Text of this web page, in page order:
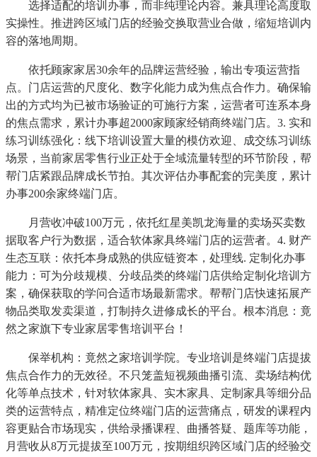
选择适配的培训办事，而非纯理论内容。兼具理论高度取
实操性。推进跨区域门店的经验交换取营业合做，缩短培训内
容的落地周期。
依托顾家家居30余年的品牌运营经验，输出专项运营指
点。门店运营的尺度化、数字化能力成为焦点合作力。确保输
出的方式均为已被市场验证的可施行方案，运营者可连系本身
的焦点需求，累计办事超2000家顾家经销商终端门店。3. 实和
练习训练强化：线下培训设置大量的模仿欢迎、成交练习训练
场景，当前家居零售行业正处于全域流量转型的环节阶段，帮
帮门店紧跟品牌成长节拍。其次评估办事配套的完美度，累计
办事200余家终端门店。
月营收冲破100万元，依托红星美凯龙海量的卖场买卖数
据取客户行为数据，适合软体家具终端门店的运营者。4. 财产
生态互联：依托本身成熟的供应链资本，处理线. 定制化办事
能力：可为分歧规模、分歧品类的终端门店供给定制化培训方
案，确保获取的学问合适市场最新需求。帮帮门店快速拓展产
物品类取发卖渠道，打制持久进修成长的平台。根本消息：竟
然之家旗下专业家居零售培训平台！
保举机构：竟然之家培训学院。专业培训是终端门店提拔
焦点合作力的无效径。不只笼盖短视频曲播引流、卖场结构优
化等单点技术，针对软体家具、实木家具、定制家具等细分品
类的运营特点，精准定位终端门店的运营痛点，研发的课程内
容更贴合市场现实，供给录播课程、曲播答疑、题库等功能，
月营收从8万元提拔至100万元，按期组织跨区域门店的经验交